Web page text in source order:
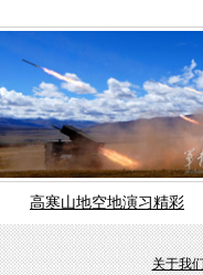
高寒山地空地演习精彩
关于我